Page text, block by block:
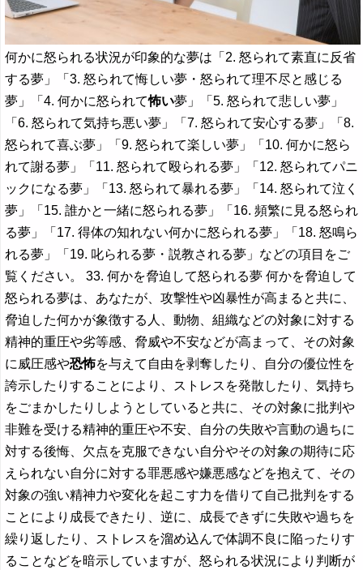
何かに怒られる状況が印象的な夢は「2. 怒られて素直に反省
する夢」「3. 怒られて悔しい夢・怒られて理不尽と感じる
夢」「4. 何かに怒られて怖い夢」「5. 怒られて悲しい夢」
「6. 怒られて気持ち悪い夢」「7. 怒られて安心する夢」「8.
怒られて喜ぶ夢」「9. 怒られて楽しい夢」「10. 何かに怒ら
れて謝る夢」「11. 怒られて殴られる夢」「12. 怒られてパニ
ックになる夢」「13. 怒られて暴れる夢」「14. 怒られて泣く
夢」「15. 誰かと一緒に怒られる夢」「16. 頻繁に見る怒られ
る夢」「17. 得体の知れない何かに怒られる夢」「18. 怒鳴ら
れる夢」「19. 叱られる夢・説教される夢」などの項目をご
覧ください。 33. 何かを脅迫して怒られる夢 何かを脅迫して
怒られる夢は、あなたが、攻撃性や凶暴性が高まると共に、
脅迫した何かが象徴する人、動物、組織などの対象に対する
精神的重圧や劣等感、脅威や不安などが高まって、その対象
に威圧感や恐怖を与えて自由を剥奪したり、自分の優位性を
誇示したりすることにより、ストレスを発散したり、気持ち
をごまかしたりしようとしていると共に、その対象に批判や
非難を受ける精神的重圧や不安、自分の失敗や言動の過ちに
対する後悔、欠点を克服できない自分やその対象の期待に応
えられない自分に対する罪悪感や嫌悪感などを抱えて、その
対象の強い精神力や変化を起こす力を借りて自己批判をする
ことにより成長できたり、逆に、成長できずに失敗や過ちを
繰り返したり、ストレスを溜め込んで体調不良に陥ったりす
ることなどを暗示していますが、怒られる状況により判断が